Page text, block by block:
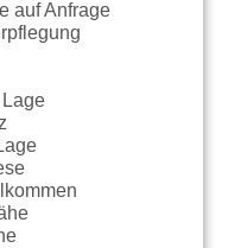
auf Anfrage